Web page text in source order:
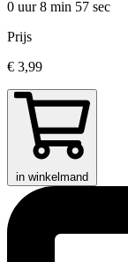
0 uur 8 min 57 sec
Prijs
€ 3,99
in winkelmand